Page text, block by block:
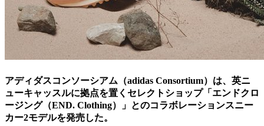
アディダスコンソーシアム（adidas Consortium）は、英ニ
ューキャッスルに拠点を置くセレクトショップ「エンドクロ
ージング（END. Clothing）」とのコラボレーションスニー
カー2モデルを発売した。